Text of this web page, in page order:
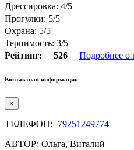
Дрессировка: 4/5
Прогулки: 5/5
Охрана: 5/5
Терпимость: 3/5
Рейтинг:
526 Подробнее о
Контактная информация
×
ТЕЛЕФОН:+79251249774
АВТОР: Ольга, Виталий